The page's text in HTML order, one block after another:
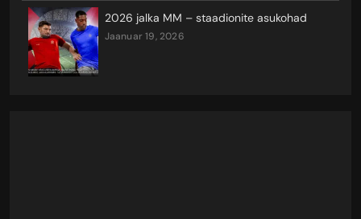
2026 jalka MM – staadionite asukohad
jaanuar 19, 2026